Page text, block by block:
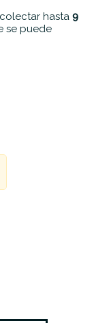
hasta 9
se puede